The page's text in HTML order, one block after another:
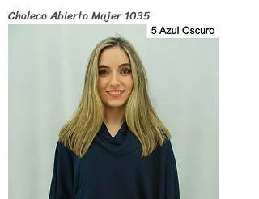
Chaleco Abierto Mujer 1035